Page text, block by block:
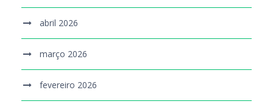
abril 2026
março 2026
fevereiro 2026